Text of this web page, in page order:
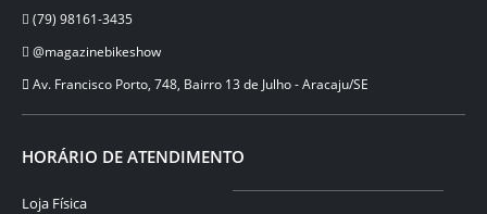
(79) 98161-3435
@magazinebikeshow
⁠Av. Francisco Porto, 748, Bairro 13 de Julho - Aracaju/SE
HORÁRIO DE ATENDIMENTO
Loja Física